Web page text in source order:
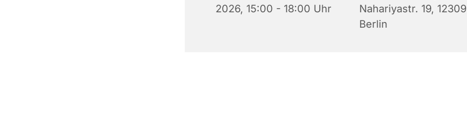
2026, 15:00 - 18:00 Uhr
Nahariyastr. 19, 12309
Berlin